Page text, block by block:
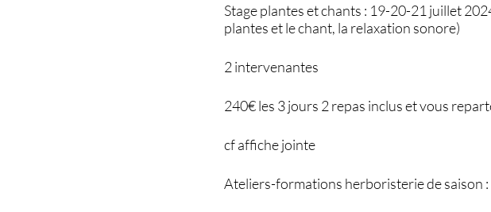
Stage plantes et chants : 19-20-21 juillet
plantes et le chant, la relaxation sonore)
2 intervenantes
240€ les 3 jours 2 repas inclus et vous
cf affiche jointe
Ateliers-formations herboristerie de saison :